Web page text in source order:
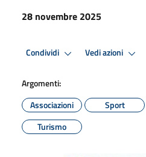
28 novembre 2025
Condividi Vedi azioni
Argomenti:
Associazioni
Sport
Turismo